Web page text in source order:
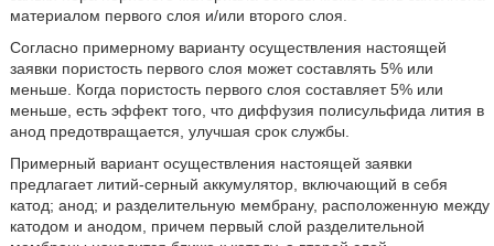
материалом первого слоя и/или второго слоя.
Согласно примерному варианту осуществления настоящей
заявки пористость первого слоя может составлять 5% или
меньше. Когда пористость первого слоя составляет 5% или
меньше, есть эффект того, что диффузия полисульфида лития в
анод предотвращается, улучшая срок службы.
Примерный вариант осуществления настоящей заявки
предлагает литий-серный аккумулятор, включающий в себя
катод; анод; и разделительную мембрану, расположенную между
катодом и анодом, причем первый слой разделительной